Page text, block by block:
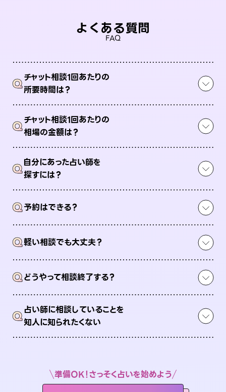
よくある質問
FAQ
Qチャット相談1回あたりの
所要時間は？
Qチャット相談1回あたりの
相場の金額は？
Q自分にあった占い師を
探すには？
Q予約はできる？
Q軽い相談でも大丈夫？
Qどうやって相談終了する？
Q占い師に相談していることを
知人に知られたくない
準備OK！さっそく占いを始めよう